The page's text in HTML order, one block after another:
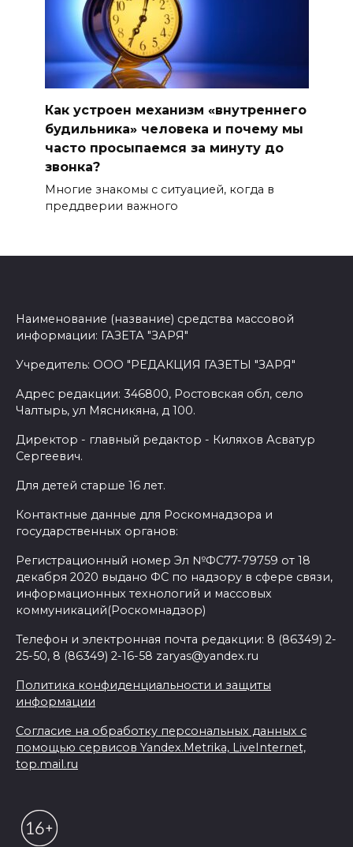
Как устроен механизм «внутреннего
будильника» человека и почему мы
часто просыпаемся за минуту до
звонка?
Многие знакомы с ситуацией, когда в
преддверии важного
Наименование (название) средства массовой
информации: ГАЗЕТА "ЗАРЯ"
Учредитель: ООО "РЕДАКЦИЯ ГАЗЕТЫ "ЗАРЯ"
Адрес редакции: 346800, Ростовская обл, село
Чалтырь, ул Мясникяна, д 100.
Директор - главный редактор - Киляхов Асватур
Сергеевич.
Для детей старше 16 лет.
Контактные данные для Роскомнадзора и
государственных органов:
Регистрационный номер Эл №ФС77-79759 от 18
декабря 2020 выдано ФС по надзору в сфере связи,
информационных технологий и массовых
коммуникаций(Роскомнадзор)
Телефон и электронная почта редакции: 8 (86349) 2-
25-50, 8 (86349) 2-16-58 zaryas@yandex.ru
Политика конфиденциальности и защиты
информации
Согласие на обработку персональных данных с
помощью сервисов Yandex.Metrika, LiveInternet,
top.mail.ru